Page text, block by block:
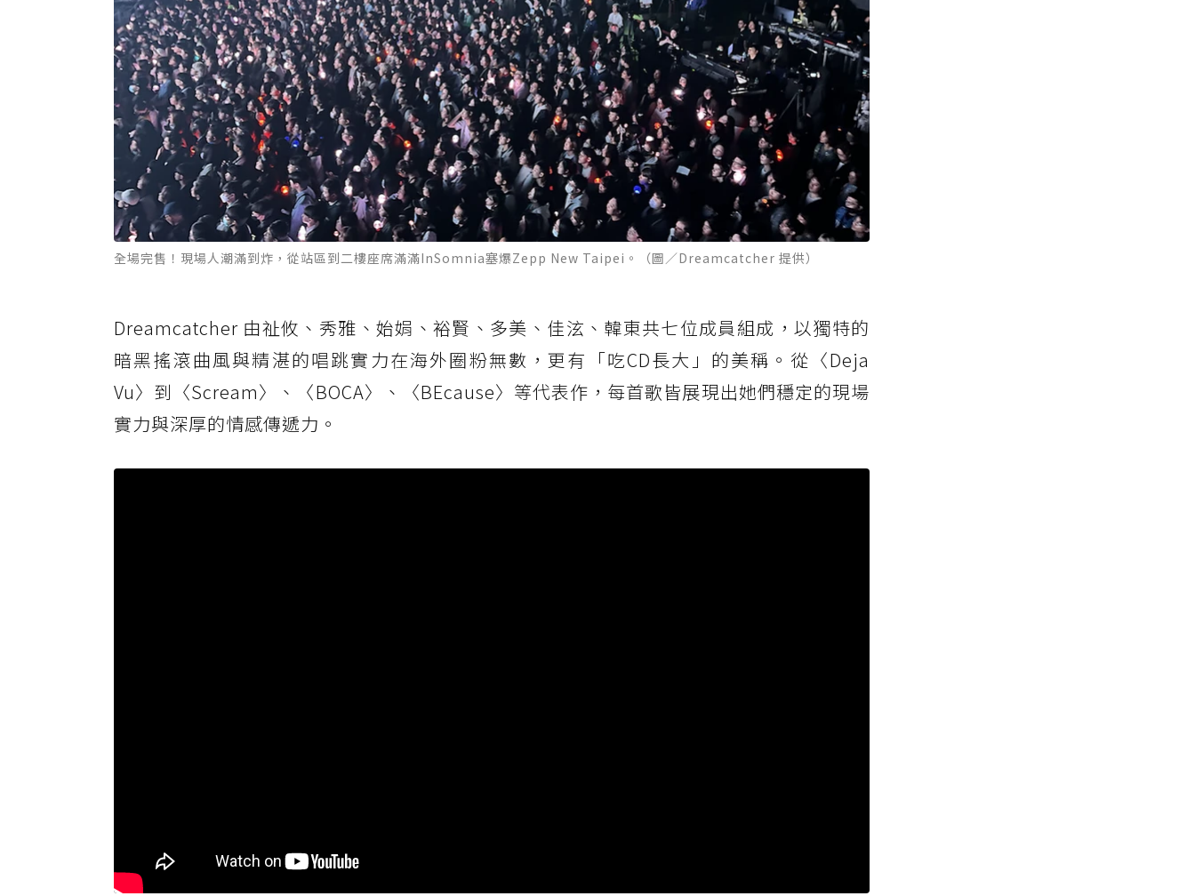
全場完售！現場人潮滿到炸，從站區到二樓座席滿滿InSomnia塞爆Zepp New Taipei。（圖／Dreamcatcher 提供）
Dreamcatcher 由祉攸、秀雅、始娟、裕賢、多美、佳泫、韓東共七位成員組成，以獨特的
暗黑搖滾曲風與精湛的唱跳實力在海外圈粉無數，更有「吃CD長大」的美稱。從〈Deja
Vu〉到〈Scream〉、〈BOCA〉、〈BEcause〉等代表作，每首歌皆展現出她們穩定的現場
實力與深厚的情感傳遞力。